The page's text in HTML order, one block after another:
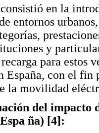
en la
entornos
y
para estos
España, con el
la movilidad
del impacto
ña) [4]: